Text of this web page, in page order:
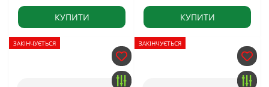
КУПИТИ КУПИТИ
ЗАКІНЧУЄТЬСЯ ЗАКІНЧУЄТЬСЯ